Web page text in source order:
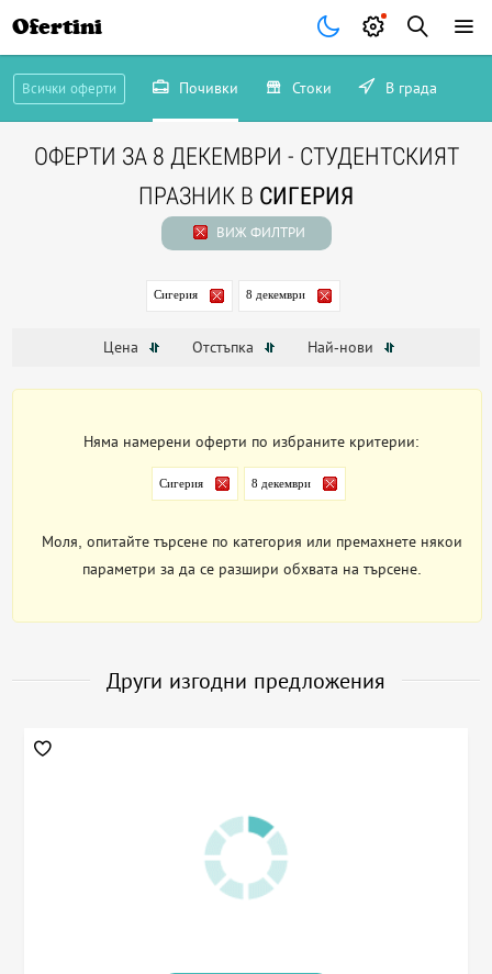
Ofertini
Всички оферти Почивки Стоки В града
ОФЕРТИ ЗА 8 ДЕКЕМВРИ - СТУДЕНТСКИЯТ
ПРАЗНИК В СИГЕРИЯ
ВИЖ ФИЛТРИ
Сигерия 8 декември
Цена Отстъпка Най-нови
Няма намерени оферти по избраните критерии:
Сигерия 8 декември
Моля, опитайте търсене по категория или премахнете някои
параметри за да се разшири обхвата на търсене.
Други изгодни предложения